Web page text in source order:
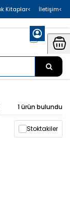
>İletişim
>Yayımlanacak Kitaplar
1 ürün bulundu
Stoktakiler